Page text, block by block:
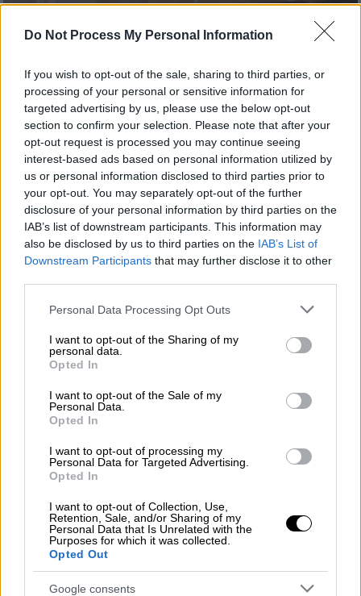
Do Not Process My Personal Information
If you wish to opt-out of the sale, sharing to third parties, or
processing of your personal or sensitive information for
targeted advertising by us, please use the below opt-out
section to confirm your selection. Please note that after your
opt-out request is processed you may continue seeing
interest-based ads based on personal information utilized by
us or personal information disclosed to third parties prior to
your opt-out. You may separately opt-out of the further
disclosure of your personal information by third parties on the
IAB’s list of downstream participants. This information may
also be disclosed by us to third parties on the IAB’s List of
Downstream Participants that may further disclose it to other
Please note that this website/app uses one or more Google
not limited to your visit or usage behaviour. You may click to
grant or deny consent to Google and its third-party tags to
use your data for below specified purposes in below Google
consent section.
Personal Data Processing Opt Outs
I want to opt-out of the Sharing of my
personal data.
Opted In
I want to opt-out of the Sale of my
Personal Data.
Opted In
I want to opt-out of processing my
Personal Data for Targeted Advertising.
Opted In
I want to opt-out of Collection, Use,
Retention, Sale, and/or Sharing of my
Personal Data that Is Unrelated with the
Purposes for which it was collected.
Opted Out
Google consents
Προειδοποίηση Κοέν: Όσοι ακολουθούν
τυφλά τον Τραμπ, θα υποστούν
συνέπειες
Ο δικηγόρος κάλεσε τους βουλευτές να μην
κάνουν το ίδιο λάθος που έκανε εκείνος
Κόσμος|27.02.2019 23:09
Απίστευτες καταγγελίες από τον
Ταρακουνήθηκε συθέμελα ο Λευκός Οίκος
με τις αποκαλύψεις του επί σειρά ετών
δικηγόρου του Ντόναλντ Τραμπ, Μάικλ Κόεν